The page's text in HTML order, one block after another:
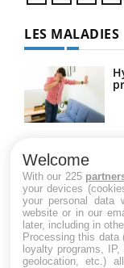
LES MALADIES
Welcome
With our 225
your devices
your personal data
website or in our
later, including in
Processing this data
loyalty programs,
geolocation, etc.)